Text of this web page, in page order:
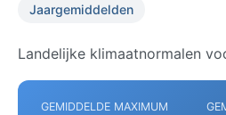
Jaargemiddelden
Landelijke klimaatnormalen
GEMIDDELDE MAXIMUM